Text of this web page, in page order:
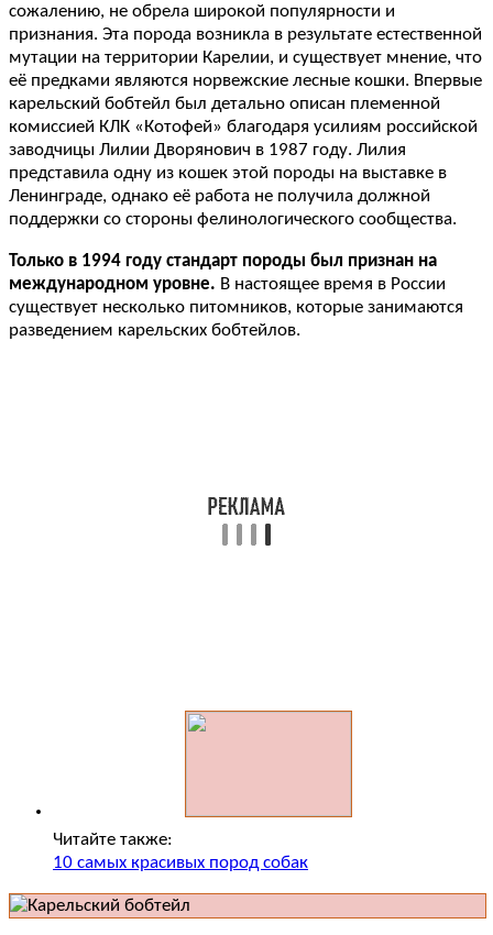
сожалению, не обрела широкой популярности и
признания. Эта порода возникла в результате естественной
мутации на территории Карелии, и существует мнение, что
её предками являются норвежские лесные кошки. Впервые
карельский бобтейл был детально описан племенной
комиссией КЛК «Котофей» благодаря усилиям российской
заводчицы Лилии Дворянович в 1987 году. Лилия
представила одну из кошек этой породы на выставке в
Ленинграде, однако её работа не получила должной
поддержки со стороны фелинологического сообщества.
Только в 1994 году стандарт породы был признан на
международном уровне. В настоящее время в России
существует несколько питомников, которые занимаются
разведением карельских бобтейлов.
Читайте также:
10 самых красивых пород собак